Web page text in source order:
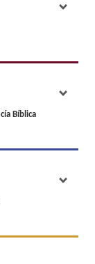
Bíblica